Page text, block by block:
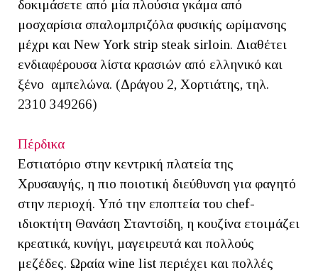
δοκιμάσετε από μία πλούσια γκάμα από
μοσχαρίσια σπαλομπριζόλα φυσικής ωρίμανσης
μέχρι και New York strip steak sirloin. Διαθέτει
ενδιαφέρουσα λίστα κρασιών από ελληνικό και
ξένο αμπελώνα. (Δράγου 2, Χορτιάτης, τηλ.
2310 349266)
Πέρδικα
Εστιατόριο στην κεντρική πλατεία της
Χρυσαυγής, η πιο ποιοτική διεύθυνση για φαγητό
στην περιοχή. Υπό την εποπτεία του chef-
ιδιοκτήτη Θανάση Σταντσίδη, η κουζίνα ετοιμάζει
κρεατικά, κυνήγι, μαγειρευτά και πολλούς
μεζέδες. Ωραία wine list περιέχει και πολλές